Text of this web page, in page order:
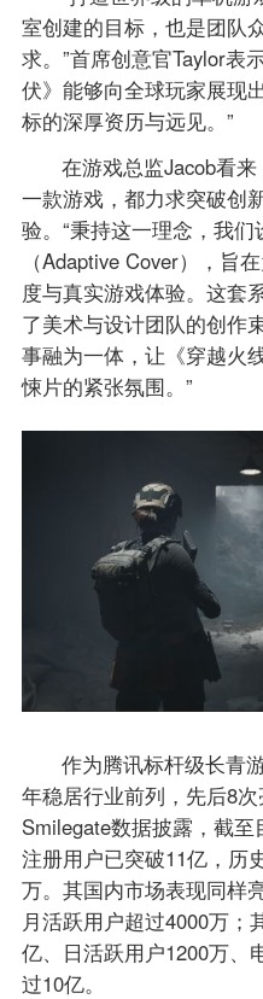
室创建的目标，也是团队
求。”首席创意官Taylor表
伏》能够向全球玩家展现
标的深厚资历与远见。”
在游戏总监Jacob看
一款游戏，都力求突破创
验。“秉持这一理念，我
（Adaptive Cover），旨
度与真实游戏体验。这套
了美术与设计团队的创作
事融为一体，让《穿越火
悚片的紧张氛围。”
作为腾讯标杆级长青
年稳居行业前列，先后8
Smilegate数据披露，截
注册用户已突破11亿，历
万。其国内市场表现同样
月活跃用户超过4000万；
亿、日活跃用户1200万、
过10亿。